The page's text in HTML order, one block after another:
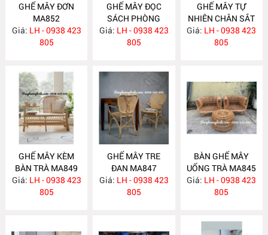
GHẾ MÂY ĐƠN
MA852
Giá: LH - 0938 423
805
GHẾ MÂY ĐỌC
SÁCH PHÒNG
NGỦ MA851
Giá: LH - 0938 423
805
GHẾ MÂY TỰ
NHIÊN CHÂN SẮT
MA850
Giá: LH - 0938 423
805
GHẾ MÂY KÈM
BÀN TRÀ MA849
Giá: LH - 0938 423
805
GHẾ MÂY TRE
ĐAN MA847
Giá: LH - 0938 423
805
BÀN GHẾ MÂY
UỐNG TRÀ MA845
Giá: LH - 0938 423
805